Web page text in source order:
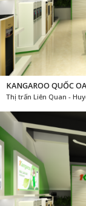
KANGAROO QUỐC
Thị trấn Liên Quan -